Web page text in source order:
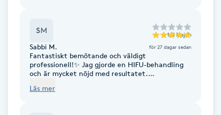
Fransar
Fransborttagning
SM till Najah
Sabbi M. för 27 dagar sedan
Fantastiskt bemötande och väldigt
professionell!✨ Jag gjorde en HIFU-behandling
och är mycket nöjd med resultatet.
Läs mer